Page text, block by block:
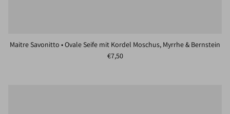
Maitre Savonitto • Ovale Seife mit Kordel Moschus, Myrrhe & Bernstein
Normaler Preis
€7,50